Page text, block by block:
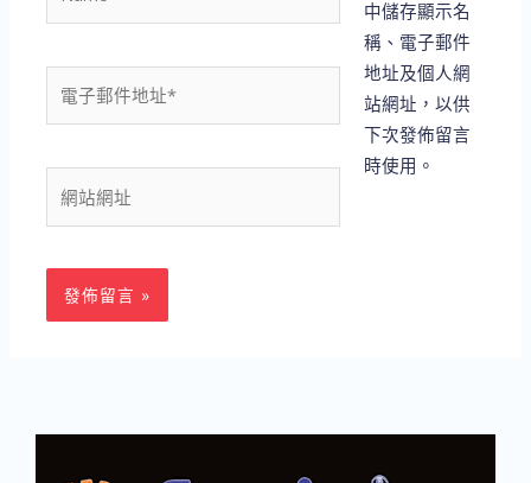
子
件
地
址
*
站
址
中儲存顯示名
稱、電子郵件
地址及個人網
站網址，以供
下次發佈留言
時使用。